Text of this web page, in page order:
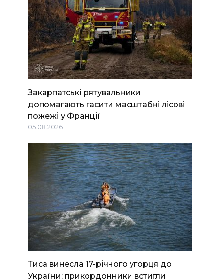
Закарпатські рятувальники
допомагають гасити масштабні лісові
пожежі у Франції
05.08.2026
Тиса винесла 17-річного угорця до
України: прикордонники встигли